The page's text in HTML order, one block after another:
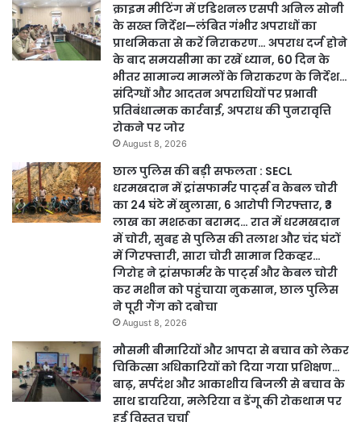
क्राइम मीटिंग में एडिशनल एसपी अनिल सोनी
के सख्त निर्देश—लंबित गंभीर अपराधों का
प्राथमिकता से करें निराकरण… अपराध दर्ज होने
के बाद समयसीमा का रखें ध्यान, 60 दिन के
भीतर सामान्य मामलों के निराकरण के निर्देश…
संदिग्धों और आदतन अपराधियों पर प्रभावी
प्रतिबंधात्मक कार्रवाई, अपराध की पुनरावृत्ति
रोकने पर जोर
August 8, 2026
छाल पुलिस की बड़ी सफलता : SECL
धरमखदान में ट्रांसफार्मर पार्ट्स व केबल चोरी
का 24 घंटे में खुलासा, 6 आरोपी गिरफ्तार, ₹3
लाख का मशरूका बरामद… रात में धरमखदान
में चोरी, सुबह से पुलिस की तलाश और चंद घंटों
में गिरफ्तारी, सारा चोरी सामान रिकव्हर…
गिरोह ने ट्रांसफार्मर के पार्ट्स और केबल चोरी
कर मशीन को पहुंचाया नुकसान, छाल पुलिस
ने पूरी गैंग को दबोचा
August 8, 2026
मौसमी बीमारियों और आपदा से बचाव को लेकर
चिकित्सा अधिकारियों को दिया गया प्रशिक्षण…
बाढ़, सर्पदंश और आकाशीय बिजली से बचाव के
साथ डायरिया, मलेरिया व डेंगू की रोकथाम पर
हुई विस्तृत चर्चा